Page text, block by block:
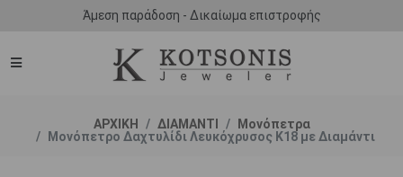
Άμεση παράδοση - Δικαίωμα επιστροφής
ΑΡΧΙΚΗ ΔΙΑΜΑΝΤΙ
Μονόπετρα
Μονόπετρο Δαχτυλίδι Λευκόχρυσος Κ18 με Διαμάντι